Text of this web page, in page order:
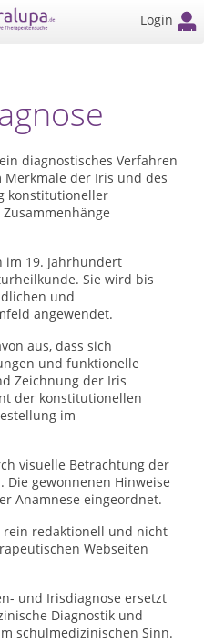
Login
diagnostisches Verfahren
der Iris und des
konstitutioneller
im 19. Jahrhundert
Sie wird bis
und
angewendet.
aus, dass sich
und funktionelle
Zeichnung der Iris
der konstitutionellen
im
visuelle Betrachtung der
gewonnenen Hinweise
Anamnese eingeordnet.
rein redaktionell und nicht
Webseiten
und Irisdiagnose ersetzt
Diagnostik und
schulmedizinischen Sinn.